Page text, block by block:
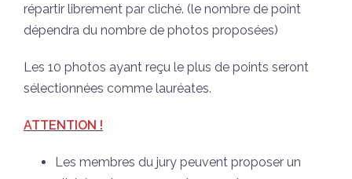
répartir librement par cliché. (le nombre de point
dépendra du nombre de photos proposées)
Les 10 photos ayant reçu le plus de points seront
sélectionnées comme lauréates.
ATTENTION !
Les membres du jury peuvent proposer un